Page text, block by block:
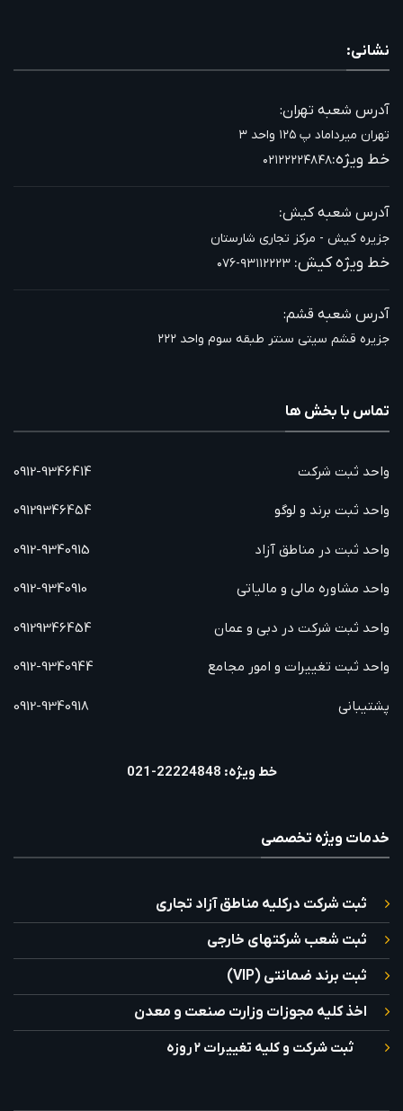
نشانی:
آدرس شعبه تهران:
تهران میرداماد پ ۱۲۵ واحد ۳
خط ویژه:۰۲۱۲۲۲۲۴۸۴۸
آدرس شعبه کیش:
جزیره کیش - مرکز تجاری شارستان
خط ویژه کیش: ۰۷۶-۹۳۱۱۲۲۲۳
آدرس شعبه قشم:
جزیره قشم سیتی سنتر طبقه سوم واحد ۲۲۲
تماس با بخش ها
واحد ثبت شرکت
واحد ثبت برند و لوگو
واحد ثبت در مناطق آزاد
واحد مشاوره مالی و مالیاتی
واحد ثبت شرکت در دبی و عمان
واحد ثبت تغییرات و امور مجامع
پشتیبانی
0912-9346414
09129346454
0912-9340915
0912-9340910
09129346454
0912-9340944
0912-9340918
خط ویژه: 22224848-021
خدمات ویژه تخصصی
ثبت شرکت درکلیه مناطق آزاد تجاری
ثبت شعب شرکتهای خارجی
ثبت برند ضمانتی (VIP)
اخذ کلیه مجوزات وزارت صنعت و معدن
ثبت شرکت و کلیه تغییرات ۲ روزه